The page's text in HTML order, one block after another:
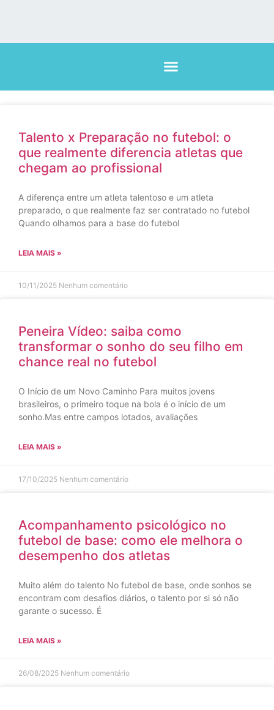
Talento x Preparação no futebol: o
que realmente diferencia atletas que
chegam ao profissional
A diferença entre um atleta talentoso e um atleta
preparado, o que realmente faz ser contratado no futebol
Quando olhamos para a base do futebol
LEIA MAIS »
10/11/2025 Nenhum comentário
Peneira Vídeo: saiba como
transformar o sonho do seu filho em
chance real no futebol
O Início de um Novo Caminho Para muitos jovens
brasileiros, o primeiro toque na bola é o início de um
sonho.Mas entre campos lotados, avaliações
LEIA MAIS »
17/10/2025 Nenhum comentário
Acompanhamento psicológico no
futebol de base: como ele melhora o
desempenho dos atletas
Muito além do talento No futebol de base, onde sonhos se
encontram com desafios diários, o talento por si só não
garante o sucesso. É
LEIA MAIS »
26/08/2025 Nenhum comentário